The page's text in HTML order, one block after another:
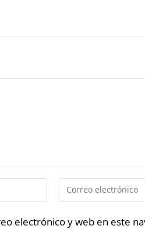
electrónico y web en este